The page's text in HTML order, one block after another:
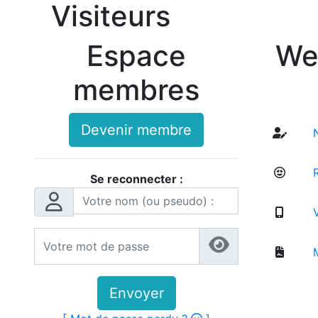
Ajoutée (numéro SVA).
Visiteurs
Espace
membres
Devenir membre
Se reconnecter :
Envoyer